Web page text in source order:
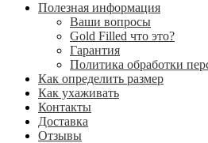
Полезная информация
Ваши вопросы
Gold Filled что это?
Гарантия
Политика обработки
Как определить размер
Как ухаживать
Контакты
Доставка
Отзывы